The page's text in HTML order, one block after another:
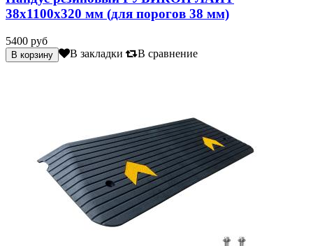
38х1100х320 мм (для порогов 38 мм)
5400 руб
В закладки В сравнение